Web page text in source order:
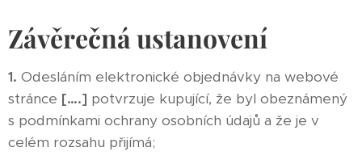
Závěrečná ustanovení
1. Odesláním elektronické objednávky na webové
stránce [….] potvrzuje kupující, že byl obeznámený
s podmínkami ochrany osobních údajů a že je v
celém rozsahu přijímá;